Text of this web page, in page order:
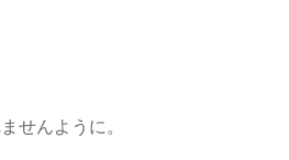
せんように。